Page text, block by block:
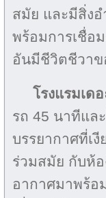
สมัย และมีสิ่ง
พร้อมการเชื่อ
อันมีชีวิตชีวาข
โรงแรมเด
รถ 45 นาทีแล
บรรยากาศที่เ
ร่วมสมัย กับห้
อากาศมาพร้อ